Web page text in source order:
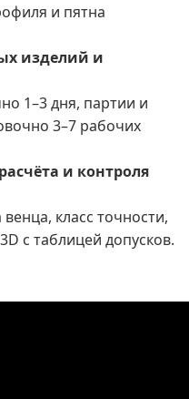
и пятна
изделий и
1–3 дня, партии и
3–7 рабочих
и контроля
класс точности,
с таблицей допусков.